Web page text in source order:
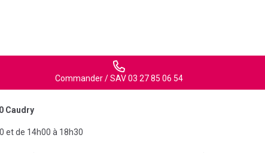
Commander / SAV 03 27 85 06 54
Caudry
et de 14h00 à 18h30